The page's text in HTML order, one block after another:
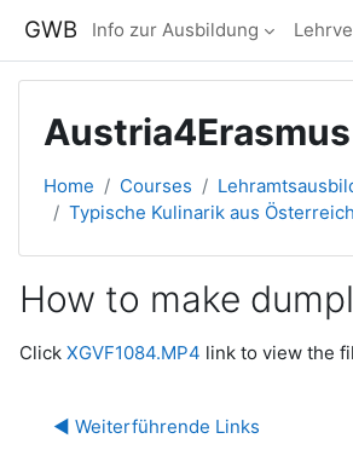
GWB Info zur Ausbildung
Austria4Erasmus
Home Courses
Typische Kulinarik aus
How to make
Completion requirements
Click XGVF1084.MP4 link to view the
◀︎ Weiterführende Links